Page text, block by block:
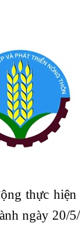
thực
ngày 20/